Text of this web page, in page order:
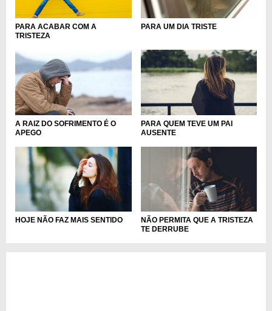
PARA ACABAR COM A
TRISTEZA
PARA UM DIA TRISTE
A RAIZ DO SOFRIMENTO É O
APEGO
PARA QUEM TEVE UM PAI
AUSENTE
HOJE NÃO FAZ MAIS SENTIDO
NÃO PERMITA QUE A TRISTEZA
TE DERRUBE